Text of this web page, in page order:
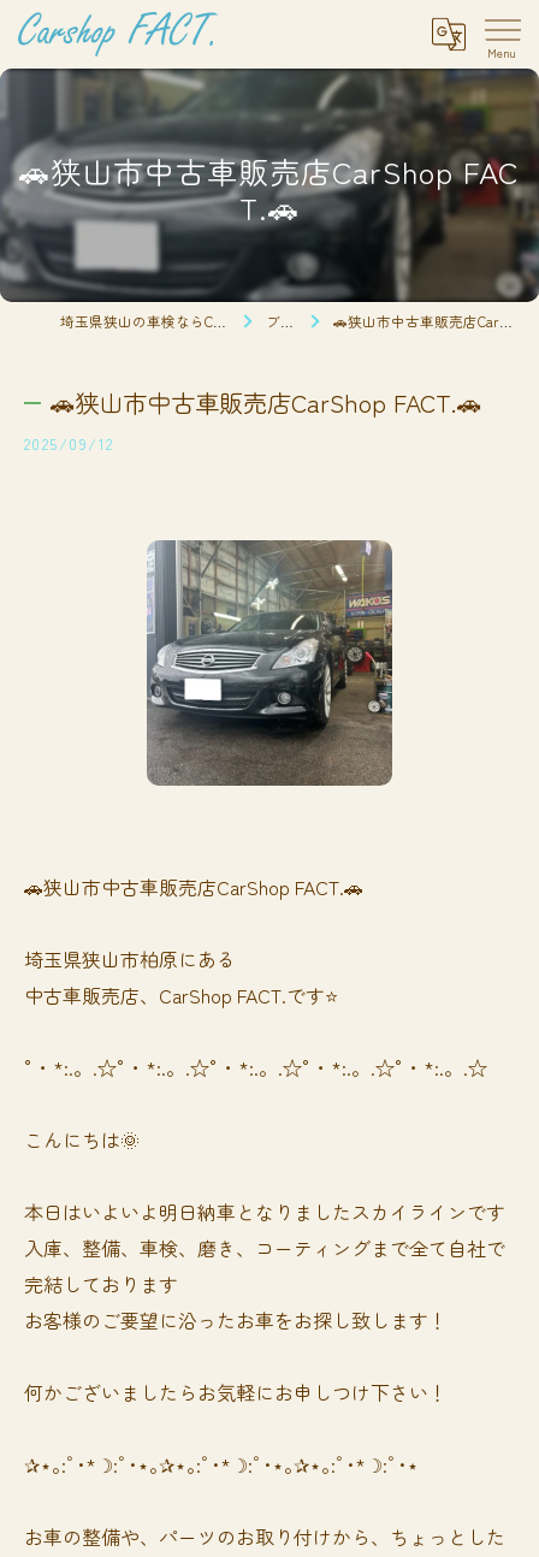
🚗狭山市中古車販売店CarShop FAC
T.🚗
ブログ 🚗狭山市中古車販売店CarShop FACT.🚗
🚗狭山市中古車販売店CarShop FACT.🚗
2025/09/12
🚗狭山市中古車販売店CarShop FACT.🚗
埼玉県狭山市柏原にある
中古車販売店、CarShop FACT.です⭐️
°・*:.。.☆°・*:.。.☆°・*:.。.☆°・*:.。.☆°・*:.。.☆
こんにちは🌞
本日はいよいよ明日納車となりましたスカイラインです
入庫、整備、車検、磨き、コーティングまで全て自社で
完結しております
お客様のご要望に沿ったお車をお探し致します！
何かございましたらお気軽にお申しつけ下さい！
✰⋆｡:ﾟ･*☽:ﾟ･⋆｡✰⋆｡:ﾟ･*☽:ﾟ･⋆｡✰⋆｡:ﾟ･*☽:ﾟ･⋆
お車の整備や、パーツのお取り付けから、ちょっとした